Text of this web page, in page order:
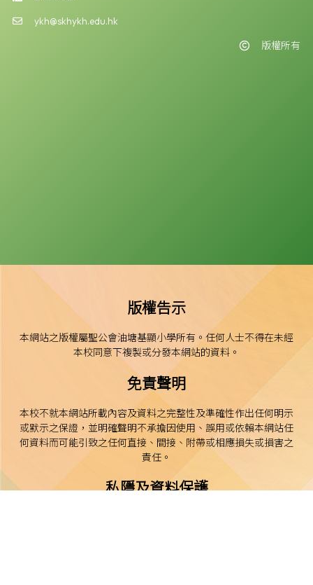
ykh@skhykh.edu.hk
版權所有
版權告示
本網站之版權屬聖公會油塘基顯小學所有。任何人士不得在未經
本校同意下複製或分發本網站的資料。
免責聲明
本校不就本網站所載內容及資料之完整性及準確性作出任何明示
或默示之保證，並明確聲明不承擔因使用、誤用或依賴本網站任
何資料而可能引致之任何直接、間接、附帶或相應損失或損害之
責任。
私隱及資料保護